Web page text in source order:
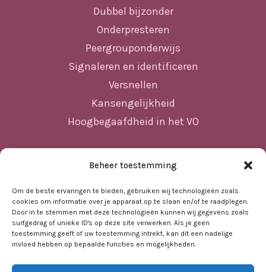
Beheer toestemming
Om de beste ervaringen te bieden, gebruiken wij technologieën zoals
cookies om informatie over je apparaat op te slaan en/of te raadplegen.
Door in te stemmen met deze technologieën kunnen wij gegevens zoals
surfgedrag of unieke ID's op deze site verwerken. Als je geen
toestemming geeft of uw toestemming intrekt, kan dit een nadelige
invloed hebben op bepaalde functies en mogelijkheden.
Dubbel bijzonder
Onderpresteren
Peergrouponderwijs
Signaleren en identificeren
Versnellen
Kansengelijkheid
Hoogbegaafdheid in het VO
Home
Nieuws
Agenda
Kennisbank
Sociale kaart